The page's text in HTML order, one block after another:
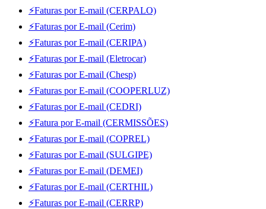
⚡Faturas por E-mail (CERPALO)
⚡Faturas por E-mail (Cerim)
⚡Faturas por E-mail (CERIPA)
⚡Faturas por E-mail (Eletrocar)
⚡Faturas por E-mail (Chesp)
⚡Faturas por E-mail (COOPERLUZ)
⚡Faturas por E-mail (CEDRI)
⚡Fatura por E-mail (CERMISSÕES)
⚡Faturas por E-mail (COPREL)
⚡Faturas por E-mail (SULGIPE)
⚡Faturas por E-mail (DEMEI)
⚡Faturas por E-mail (CERTHIL)
⚡Faturas por E-mail (CERRP)